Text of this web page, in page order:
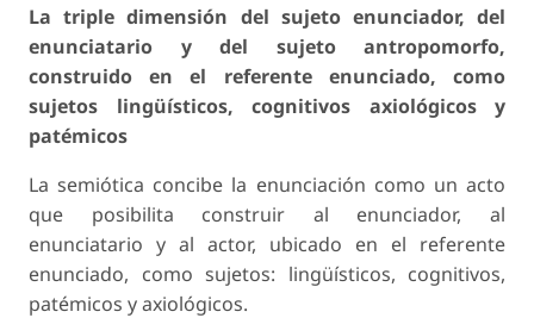
La triple dimensión del sujeto enunciador, del
enunciatario y del sujeto antropomorfo,
construido en el referente enunciado, como
sujetos lingüísticos, cognitivos axiológicos y
patémicos
La semiótica concibe la enunciación como un acto
que posibilita construir al enunciador, al
enunciatario y al actor, ubicado en el referente
enunciado, como sujetos: lingüísticos, cognitivos,
patémicos y axiológicos.